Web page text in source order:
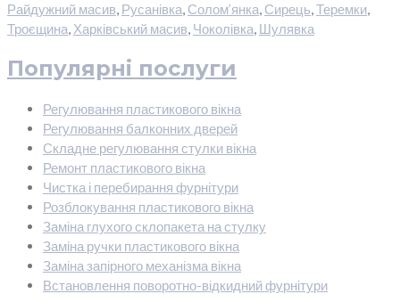
Райдужний масив, Русанівка, Солом’янка, Сирець,Теремки,
Троєщина, Харківський масив, Чоколівка, Шулявка
Популярні послуги
Регулювання пластикового вікна
Регулювання балконних дверей
Складне регулювання стулки вікна
Ремонт пластикового вікна
Чистка і перебирання фурнітури
Розблокування пластикового вікна
Заміна глухого склопакета на стулку
Заміна ручки пластикового вікна
Заміна запірного механізма вікна
Встановлення поворотно-відкидний фурнітури